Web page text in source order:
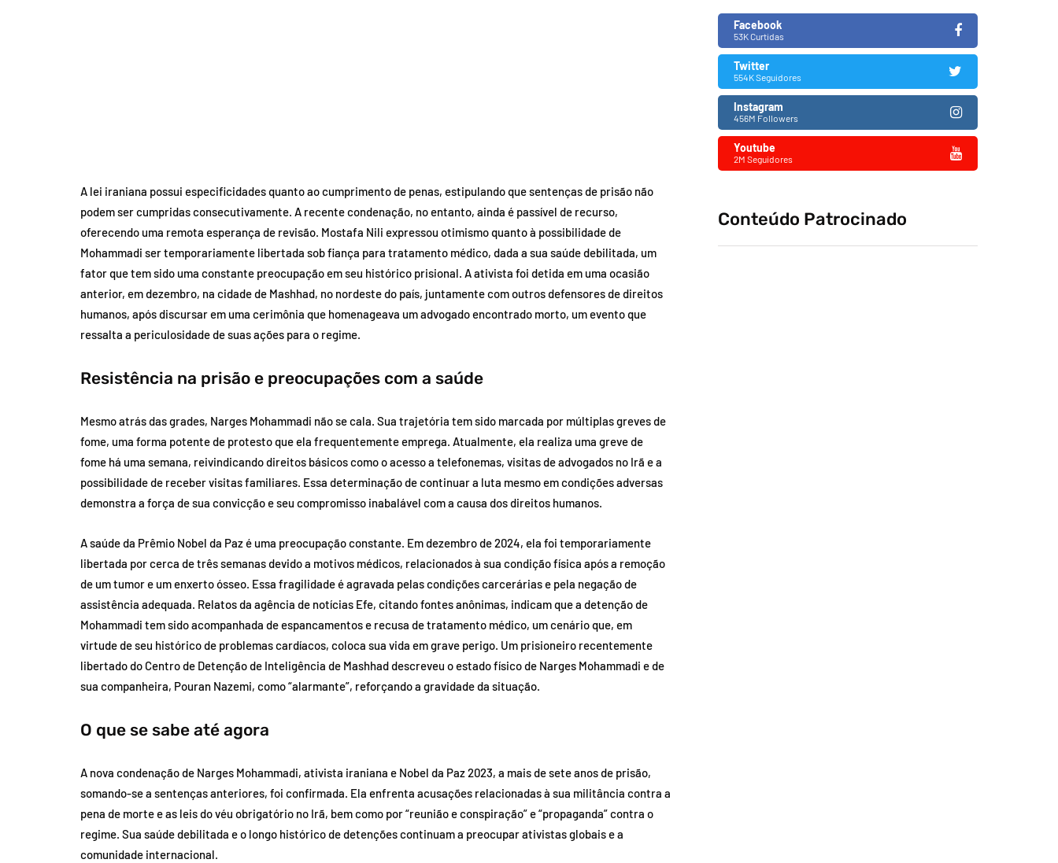
A lei iraniana possui especificidades quanto ao cumprimento de penas, estipulando que sentenças de prisão não
podem ser cumpridas consecutivamente. A recente condenação, no entanto, ainda é passível de recurso,
oferecendo uma remota esperança de revisão. Mostafa Nili expressou otimismo quanto à possibilidade de
Mohammadi ser temporariamente libertada sob fiança para tratamento médico, dada a sua saúde debilitada, um
fator que tem sido uma constante preocupação em seu histórico prisional. A ativista foi detida em uma ocasião
anterior, em dezembro, na cidade de Mashhad, no nordeste do país, juntamente com outros defensores de direitos
humanos, após discursar em uma cerimônia que homenageava um advogado encontrado morto, um evento que
ressalta a periculosidade de suas ações para o regime.
Resistência na prisão e preocupações com a saúde
Mesmo atrás das grades, Narges Mohammadi não se cala. Sua trajetória tem sido marcada por múltiplas greves de
fome, uma forma potente de protesto que ela frequentemente emprega. Atualmente, ela realiza uma greve de
fome há uma semana, reivindicando direitos básicos como o acesso a telefonemas, visitas de advogados no Irã e a
possibilidade de receber visitas familiares. Essa determinação de continuar a luta mesmo em condições adversas
demonstra a força de sua convicção e seu compromisso inabalável com a causa dos direitos humanos.
A saúde da Prêmio Nobel da Paz é uma preocupação constante. Em dezembro de 2024, ela foi temporariamente
libertada por cerca de três semanas devido a motivos médicos, relacionados à sua condição física após a remoção
de um tumor e um enxerto ósseo. Essa fragilidade é agravada pelas condições carcerárias e pela negação de
assistência adequada. Relatos da agência de notícias Efe, citando fontes anônimas, indicam que a detenção de
Mohammadi tem sido acompanhada de espancamentos e recusa de tratamento médico, um cenário que, em
virtude de seu histórico de problemas cardíacos, coloca sua vida em grave perigo. Um prisioneiro recentemente
libertado do Centro de Detenção de Inteligência de Mashhad descreveu o estado físico de Narges Mohammadi e de
sua companheira, Pouran Nazemi, como “alarmante”, reforçando a gravidade da situação.
O que se sabe até agora
A nova condenação de Narges Mohammadi, ativista iraniana e Nobel da Paz 2023, a mais de sete anos de prisão,
somando-se a sentenças anteriores, foi confirmada. Ela enfrenta acusações relacionadas à sua militância contra a
pena de morte e as leis do véu obrigatório no Irã, bem como por “reunião e conspiração” e “propaganda” contra o
regime. Sua saúde debilitada e o longo histórico de detenções continuam a preocupar ativistas globais e a
comunidade internacional.
Facebook
53K Curtidas
Twitter
554K Seguidores
Instagram
456M Followers
Youtube
2M Seguidores
Conteúdo Patrocinado